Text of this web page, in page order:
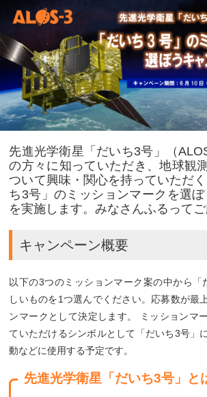
先進光学衛星「だいち3号」（
の方々に知っていただき、地球観
ついて興味・関心を持っていただ
ち3号」のミッションマークを選
を実施します。みなさんふるってご
キャンペーン概要
以下の3つのミッションマーク案の中から「
しいものを1つ選んでください。応募数が最
ンマークとして決定します。 ミッションマ
ていただけるシンボルとして「だいち3号」
動などに使用する予定です。
先進光学衛星「だいち3号」と